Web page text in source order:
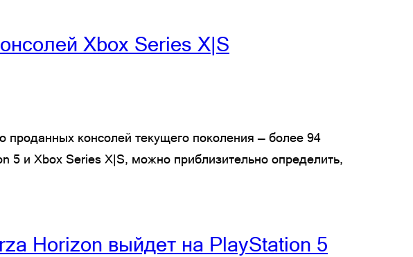
Xbox Series X|S
консолей текущего поколения — более 94
5 и Xbox Series X|S, можно приблизительно определить,
Horizon выйдет на PlayStation 5